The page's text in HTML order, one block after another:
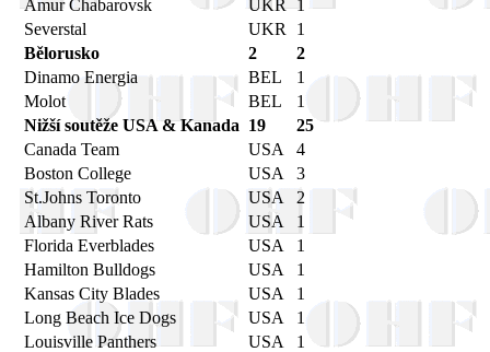
Amur Chabarovsk
UKR 1
Severstal
UKR
1
Bělorusko
2
2
Dinamo Energia
BEL
1
Molot
BEL
1
Nižší soutěže USA & Kanada 19
25
Canada Team
USA
4
Boston College
USA
3
St.Johns Toronto
USA
2
Albany River Rats
USA
1
Florida Everblades
USA
1
Hamilton Bulldogs
USA
1
Kansas City Blades
USA
1
Long Beach Ice Dogs
USA
1
Louisville Panthers
USA
1